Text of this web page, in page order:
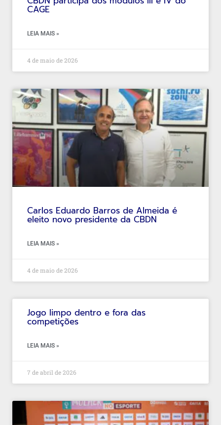
CAGE
LEIA MAIS »
4 de maio de 2026
Carlos Eduardo Barros de Almeida é
eleito novo presidente da CBDN
LEIA MAIS »
4 de maio de 2026
Jogo limpo dentro e fora das
competições
LEIA MAIS »
7 de abril de 2026